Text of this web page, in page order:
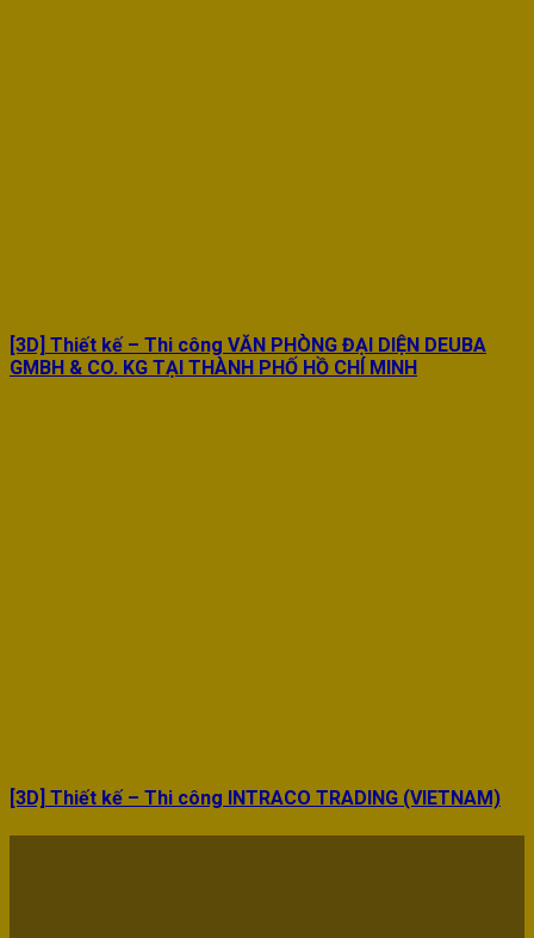
[3D] Thiết kế – Thi công VĂN PHÒNG ĐẠI DIỆN DEUBA
GMBH & CO. KG TẠI THÀNH PHỐ HỒ CHÍ MINH
[3D] Thiết kế – Thi công INTRACO TRADING (VIETNAM)